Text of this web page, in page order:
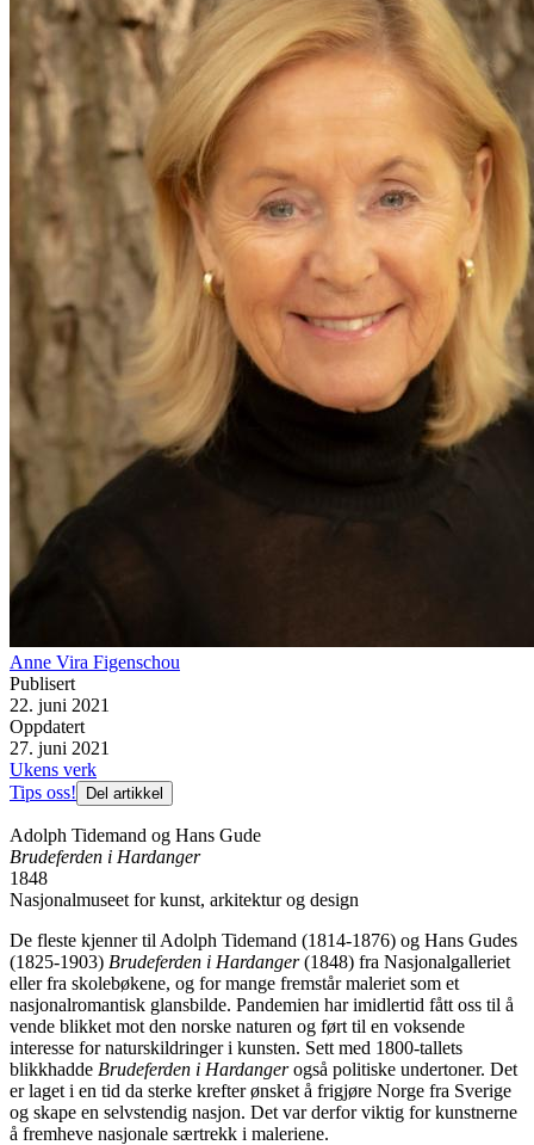
Anne Vira Figenschou
Publisert
22. juni 2021
Oppdatert
27. juni 2021
Ukens verk
Tips oss!
Del artikkel
Adolph Tidemand og Hans Gude
Brudeferden i Hardanger
1848
Nasjonalmuseet for kunst, arkitektur og design
De fleste kjenner til Adolph Tidemand (1814-1876) og Hans Gudes
(1825-1903) Brudeferden i Hardanger(1848) fra Nasjonalgalleriet
eller fra skolebøkene, og for mange fremstår maleriet som et
nasjonalromantisk glansbilde. Pandemien har imidlertid fått oss til å
vende blikket mot den norske naturen og ført til en voksende
interesse for naturskildringer i kunsten. Sett med 1800-tallets
blikkhadde Brudeferden i Hardangerogså politiske undertoner. Det
er laget i en tid da sterke krefter ønsket å frigjøre Norge fra Sverige
og skape en selvstendig nasjon. Det var derfor viktig for kunstnerne
å fremheve nasjonale særtrekk i maleriene.